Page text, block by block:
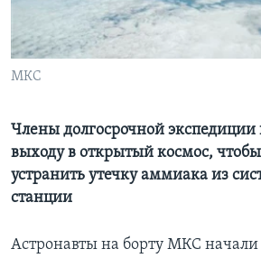
Learning English
СОЦИАЛЬНЫЕ СЕТИ
Языки
МКС
Члены долгосрочной экспедиции
выходу в открытый космос,
устранить утечку аммиака из
станции
Астронавты на борту МКС начали